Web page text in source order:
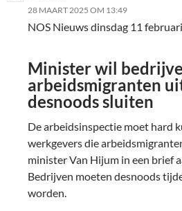
28 MAART 2025 OM 13:49
NOS Nieuws dinsdag 11
Minister wil
arbeidsmigranten
desnoods sluiten
De arbeidsinspectie moet hard
werkgevers die
minister Van Hijum in een brief
Bedrijven moeten desnoods
worden.